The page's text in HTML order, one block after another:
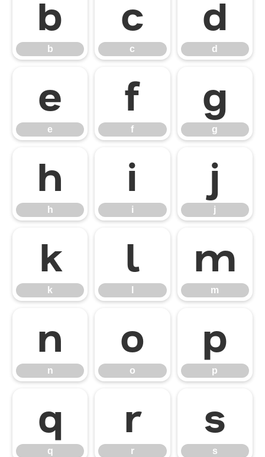
b
b
c
c
d
d
e
e
f
f
g
g
h
h
i
i
j
j
k
k
l m
m
n
n
o
o
p
p
q
q
r
r
s
s